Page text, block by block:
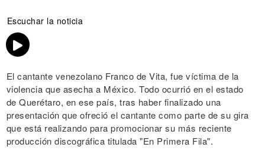
Escuchar la noticia
El cantante venezolano Franco de Vita, fue víctima de la
violencia que asecha a México. Todo ocurrió en el estado
de Querétaro, en ese país, tras haber finalizado una
presentación que ofreció el cantante como parte de su gira
que está realizando para promocionar su más reciente
producción discográfica titulada "En Primera Fila".